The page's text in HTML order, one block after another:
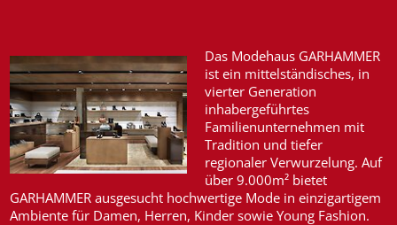
Das Modehaus GARHAMMER
ist ein mittelständisches, in
vierter Generation
inhabergeführtes
Familienunternehmen mit
Tradition und tiefer
regionaler Verwurzelung. Auf
über 9.000m² bietet
GARHAMMER ausgesucht hochwertige Mode in einzigartigem
Ambiente für Damen, Herren, Kinder sowie Young Fashion.